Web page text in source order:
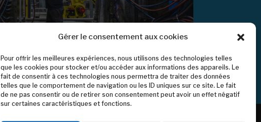
Gérer le consentement aux cookies
Pour offrir les meilleures expériences, nous utilisons des technologies telles
que les cookies pour stocker et/ou accéder aux informations des appareils. Le
fait de consentir à ces technologies nous permettra de traiter des données
telles que le comportement de navigation ou les ID uniques sur ce site. Le fait
de ne pas consentir ou de retirer son consentement peut avoir un effet négatif
sur certaines caractéristiques et fonctions.